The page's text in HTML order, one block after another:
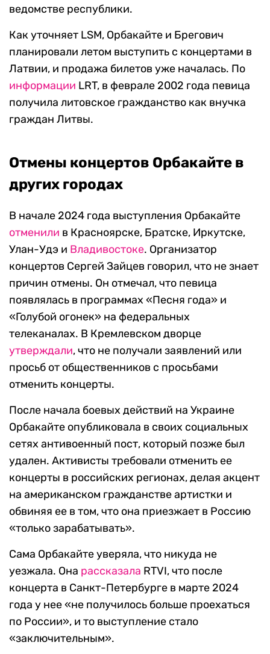
ведомстве республики.
Как уточняет LSM, Орбакайте и Брегович
планировали летом выступить с концертами в
Латвии, и продажа билетов уже началась. По
информации LRT, в феврале 2002 года певица
получила литовское гражданство как внучка
граждан Литвы.
Отмены концертов Орбакайте в
других городах
В начале 2024 года выступления Орбакайте
отменили в Красноярске, Братске, Иркутске,
Улан-Удэ и Владивостоке. Организатор
концертов Сергей Зайцев говорил, что не знает
причин отмены. Он отмечал, что певица
появлялась в программах «Песня года» и
«Голубой огонек» на федеральных
телеканалах. В Кремлевском дворце
утверждали, что не получали заявлений или
просьб от общественников с просьбами
отменить концерты.
После начала боевых действий на Украине
Орбакайте опубликовала в своих социальных
сетях антивоенный пост, который позже был
удален. Активисты требовали отменить ее
концерты в российских регионах, делая акцент
на американском гражданстве артистки и
обвиняя ее в том, что она приезжает в Россию
«только зарабатывать».
Сама Орбакайте уверяла, что никуда не
уезжала. Она рассказала RTVI, что после
концерта в Санкт-Петербурге в марте 2024
года у нее «не получилось больше проехаться
по России», и то выступление стало
«заключительным».